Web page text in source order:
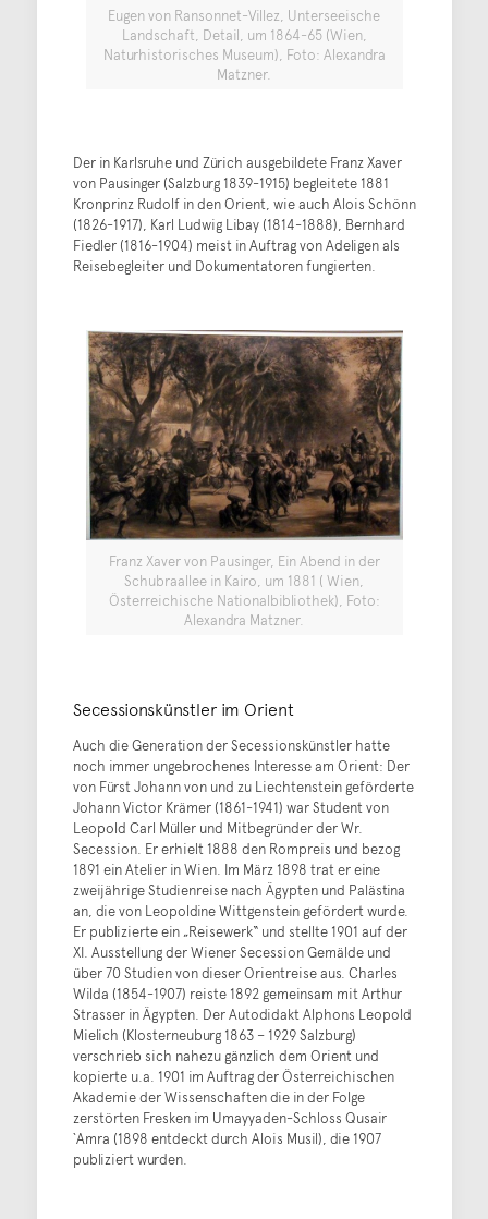
Eugen von Ransonnet-Villez, Unterseeische
Landschaft, Detail, um 1864-65 (Wien,
Naturhistorisches Museum), Foto: Alexandra
Matzner.
Der in Karlsruhe und Zürich ausgebildete Franz Xaver
von Pausinger (Salzburg 1839-1915) begleitete 1881
Kronprinz Rudolf in den Orient, wie auch Alois Schönn
(1826-1917), Karl Ludwig Libay (1814-1888), Bernhard
Fiedler (1816-1904) meist in Auftrag von Adeligen als
Reisebegleiter und Dokumentatoren fungierten.
Franz Xaver von Pausinger, Ein Abend in der
Schubraallee in Kairo, um 1881 ( Wien,
Österreichische Nationalbibliothek), Foto:
Alexandra Matzner.
Secessionskünstler im Orient
Auch die Generation der Secessionskünstler hatte
noch immer ungebrochenes Interesse am Orient: Der
von Fürst Johann von und zu Liechtenstein geförderte
Johann Victor Krämer (1861-1941) war Student von
Leopold Carl Müller und Mitbegründer der Wr.
Secession. Er erhielt 1888 den Rompreis und bezog
1891 ein Atelier in Wien. Im März 1898 trat er eine
zweijährige Studienreise nach Ägypten und Palästina
an, die von Leopoldine Wittgenstein gefördert wurde.
Er publizierte ein „Reisewerk“ und stellte 1901 auf der
XI. Ausstellung der Wiener Secession Gemälde und
über 70 Studien von dieser Orientreise aus. Charles
Wilda (1854-1907) reiste 1892 gemeinsam mit Arthur
Strasser in Ägypten. Der Autodidakt Alphons Leopold
Mielich (Klosterneuburg 1863 – 1929 Salzburg)
verschrieb sich nahezu gänzlich dem Orient und
kopierte u.a. 1901 im Auftrag der Österreichischen
Akademie der Wissenschaften die in der Folge
zerstörten Fresken im Umayyaden-Schloss Qusair
`Amra (1898 entdeckt durch Alois Musil), die 1907
publiziert wurden.